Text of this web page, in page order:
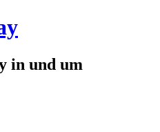
in und um